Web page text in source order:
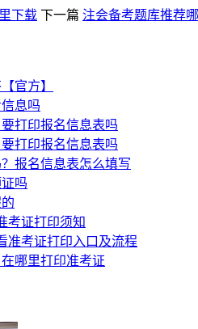
下载 下一篇 注会备考题库推荐
官方】
息吗
打印报名信息表吗
打印报名信息表吗
报名信息表怎么填写
吗
考证打印须知
准考证打印入口及流程
哪里打印准考证